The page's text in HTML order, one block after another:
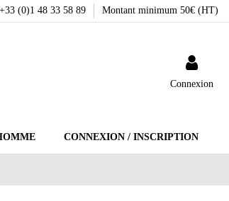
(0)1 48 33 58 89 Montant minimum 50€ (HT)
Connexion
CONNEXION / INSCRIPTION